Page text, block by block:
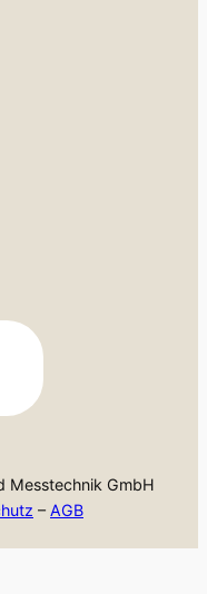
Messtechnik GmbH
– AGB